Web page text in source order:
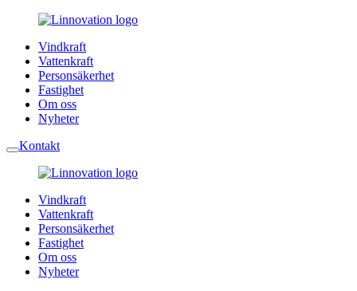
Vindkraft
Vattenkraft
Personsäkerhet
Fastighet
Om oss
Nyheter
Kontakt
Vindkraft
Vattenkraft
Personsäkerhet
Fastighet
Om oss
Nyheter